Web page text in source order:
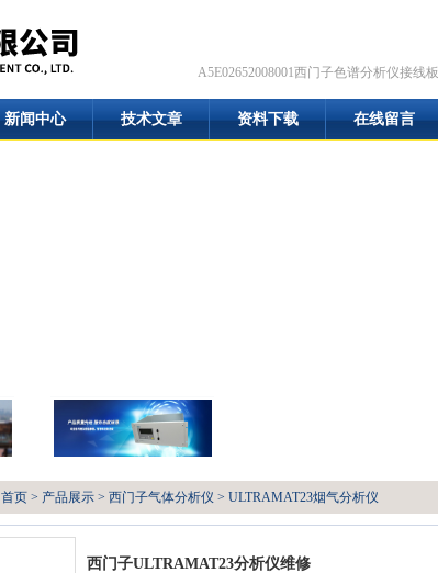
A5E02652008001西门子色谱分析仪接线板
新闻中心 技术文章 资料下载 在线留言
首页 > 产品展示 > 西门子气体分析仪 > ULTRAMAT23烟气分析仪
西门子ULTRAMAT23分析仪维修